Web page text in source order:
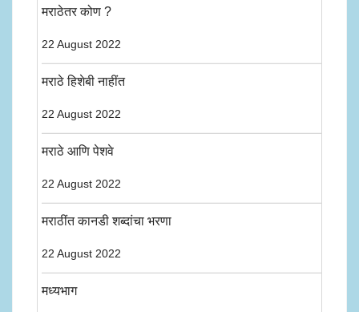
मराठेतर कोण ?
22 August 2022
मराठे हिशेबी नाहींत
22 August 2022
मराठे आणि पेशवे
22 August 2022
मराठींत कानडी शब्दांचा भरणा
22 August 2022
मध्यभाग